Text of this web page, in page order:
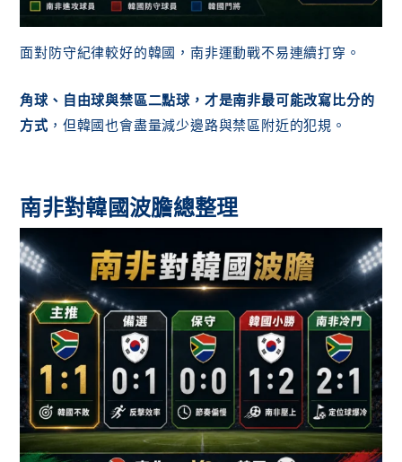
面對防守紀律較好的韓國，南非運動戰不易連續打穿。
角球、自由球與禁區二點球，才是南非最可能改寫比分的
方式 ，但韓國也會盡量減少邊路與禁區附近的犯規。
南非對韓國波膽總整理